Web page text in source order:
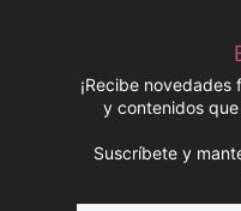
¡Recibe
y contenidos
Suscríbete y